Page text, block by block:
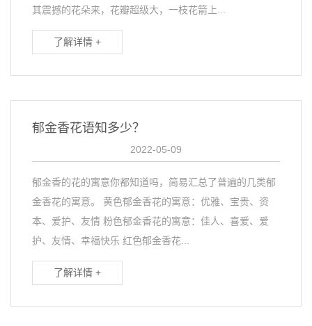
其震撼的花朵来，花瓣超级大，一枝花箭上...
了解详情 +
郁金香花语知多少？
2022-05-09
郁金香的花的寓意你都知道吗，简易汇总了普遍的几类郁
金香花的寓意。 黄色郁金香花的寓意：优雅、宝贵、资
本、爱护、友情 粉色郁金香花的寓意：佳人、喜爱、爱
护、友情、幸福快乐 红色郁金香花...
了解详情 +